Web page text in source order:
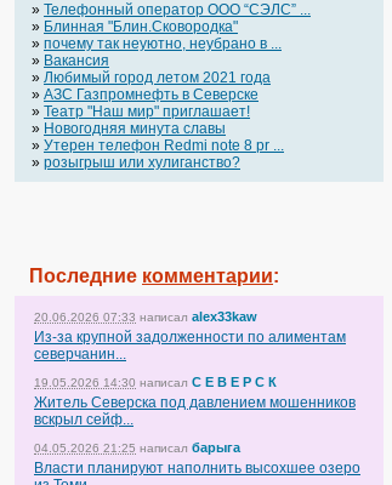
» Телефонный оператор OOO “СЭЛС” ...
» Блинная "Блин.Сковородка"
» почему так неуютно, неубрано в ...
» Вакансия
» Любимый город летом 2021 года
» АЗС Газпромнефть в Северске
» Театр "Наш мир" приглашает!
» Новогодняя минута славы
» Утерен телефон Redmi note 8 pr ...
» розыгрыш или хулиганство?
Последние комментарии:
20.06.2026 07:33 написал alex33kaw
Из-за крупной задолженности по алиментам
северчанин...
19.05.2026 14:30 написал С Е В Е Р С К
Житель Северска под давлением мошенников
вскрыл сейф...
04.05.2026 21:25 написал барыга
Власти планируют наполнить высохшее озеро